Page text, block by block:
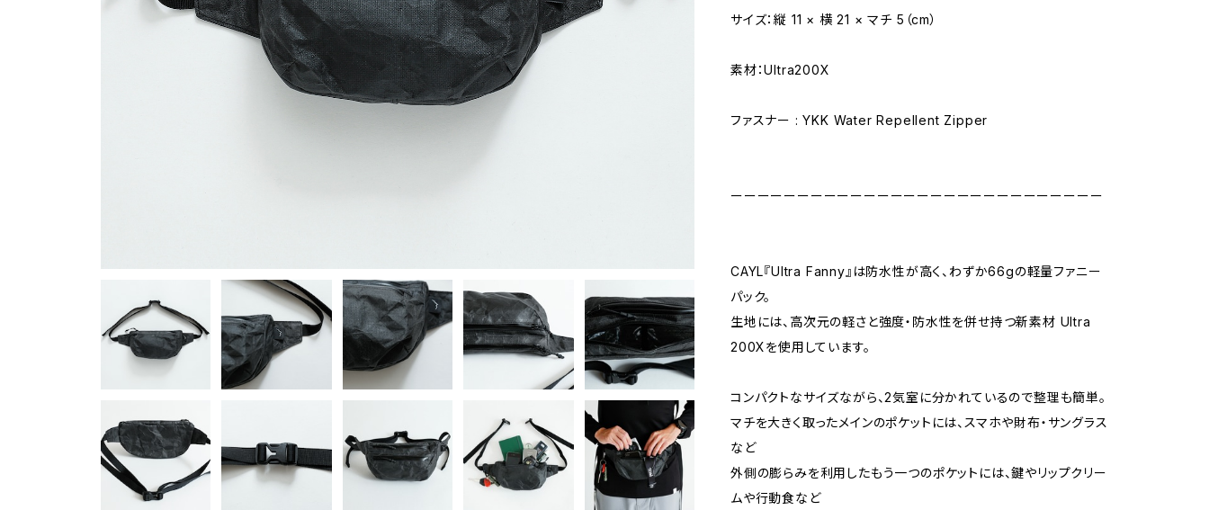
サイズ：縦 11 × 横 21 × マチ 5（cm）
素材：Ultra200X
ファスナー : YKK Water Repellent Zipper
ーーーーーーーーーーーーーーーーーーーーーーーーーーーー
CAYL『Ultra Fanny』は防水性が高く、わずか66gの軽量ファニー
パック。
生地には、高次元の軽さと強度・防水性を併せ持つ新素材 Ultra
200Xを使用しています。
コンパクトなサイズながら、2気室に分かれているので整理も簡単。
マチを大きく取ったメインのポケットには、スマホや財布・サングラス
など
外側の膨らみを利用したもう一つのポケットには、鍵やリップクリー
ムや行動食など